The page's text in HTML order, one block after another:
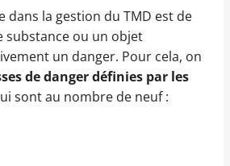
dans la gestion du TMD est de
substance ou un objet
un danger. Pour cela, on
de danger définies par les
sont au nombre de neuf :